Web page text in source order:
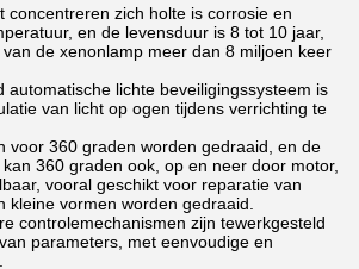
concentreren zich holte is corrosie en
en de levensduur is 8 tot 10 jaar,
de xenonlamp meer dan 8 miljoen keer
automatische lichte beveiligingssysteem is
van licht op ogen tijdens verrichting te
voor 360 graden worden gedraaid, en de
360 graden ook, op en neer door motor,
vooral geschikt voor reparatie van
kleine vormen worden gedraaid.
controlemechanismen zijn tewerkgesteld
parameters, met eenvoudige en